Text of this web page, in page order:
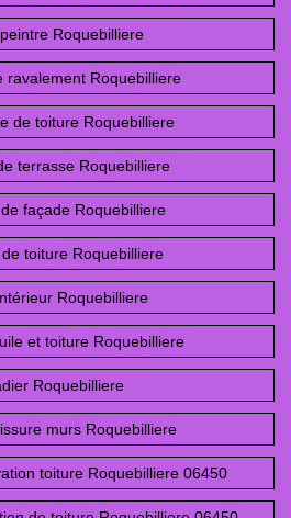
Roquebilliere
ravalement Roquebilliere
de toiture Roquebilliere
terrasse Roquebilliere
façade Roquebilliere
toiture Roquebilliere
Roquebilliere
et toiture Roquebilliere
Roquebilliere
murs Roquebilliere
toiture Roquebilliere 06450